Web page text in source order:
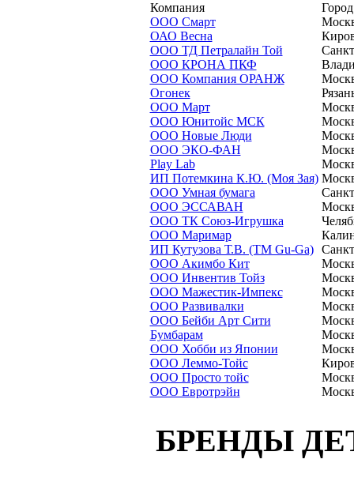
Компания
Город
ООО Смарт
ОАО Весна
ООО ТД Петралайн Той
ООО КРОНА ПКФ
ООО Компания ОРАНЖ
Огонек
ООО Март
ООО Юнитойс МСК
ООО Новые Люди
ООО ЭКО-ФАН
Play Lab
ИП Потемкина К.Ю. (Моя Зая)
ООО Умная бумага
ООО ЭССАВАН
ООО ТК Союз-Игрушка
ООО Маримар
ИП Кутузова Т.В. (ТМ Gu-Ga)
ООО Акимбо Кит
ООО Инвентив Тойз
ООО Мажестик-Импекс
ООО Развивалки
ООО Бейби Арт Сити
Бумбарам
ООО Хобби из Японии
ООО Леммо-Тойс
ООО Просто тойс
ООО Евротрэйн
БРЕНДЫ